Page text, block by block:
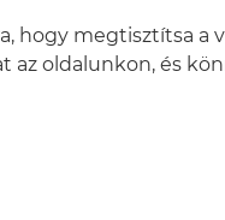
hogy megtisztítsa a
oldalunkon, és